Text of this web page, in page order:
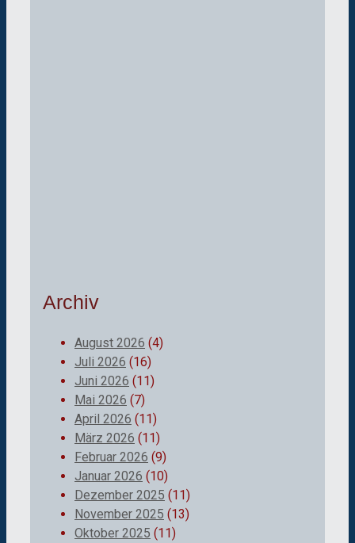
Archiv
August 2026 (4)
Juli 2026 (16)
Juni 2026 (11)
Mai 2026 (7)
April 2026 (11)
März 2026 (11)
Februar 2026 (9)
Januar 2026 (10)
Dezember 2025 (11)
November 2025 (13)
Oktober 2025 (11)